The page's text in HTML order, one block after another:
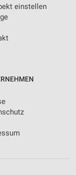
einstellen